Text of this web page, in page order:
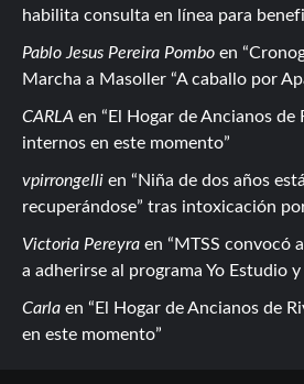
habilita consulta en línea para
Pablo Jesus Pereira Pombo en
Marcha a Masoller “A caballo por
CARLA en
El Hogar de Ancianos de
internos en este momento
vpirrongelli en
Niña de dos años
recuperándose” tras intoxicación
Victoria Pereyra en
MTSS convocó
a adherirse al programa Yo Estudio y
Carla en
El Hogar de Ancianos de
en este momento